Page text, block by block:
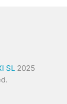
SL 2025